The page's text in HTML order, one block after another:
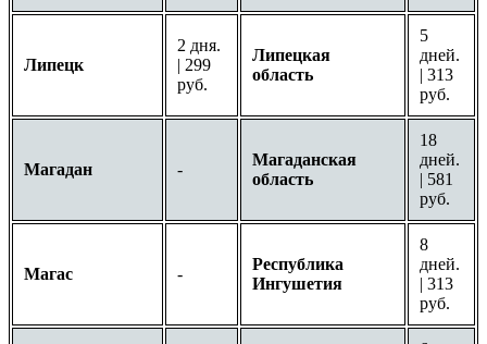
Липецк
2 дня.
| 299
руб.
Липецкая
область
5
дней.
| 313
руб.
Магадан -
Магаданская
область
18
дней.
| 581
руб.
Магас -
Республика
Ингушетия
8
дней.
| 313
руб.